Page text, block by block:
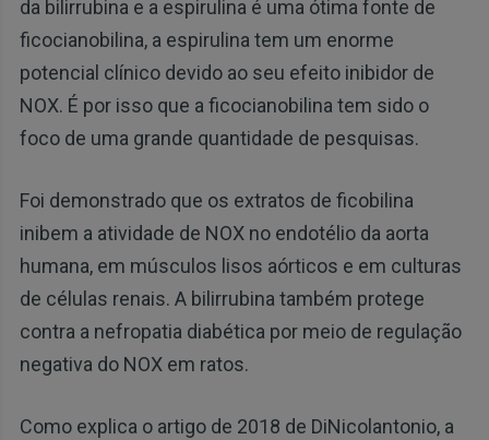
da bilirrubina e a espirulina é uma ótima fonte de
ficocianobilina, a espirulina tem um enorme
potencial clínico devido ao seu efeito inibidor de
NOX. É por isso que a ficocianobilina tem sido o
foco de uma grande quantidade de pesquisas.
Foi demonstrado que os extratos de ficobilina
inibem a atividade de NOX no endotélio da aorta
humana, em músculos lisos aórticos e em culturas
de células renais. A bilirrubina também protege
contra a nefropatia diabética por meio de regulação
negativa do NOX em ratos.
Como explica o artigo de 2018 de DiNicolantonio, a